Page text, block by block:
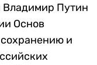
Владимир Путин
Основ
и